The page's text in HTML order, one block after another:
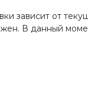
зависит от
В данный